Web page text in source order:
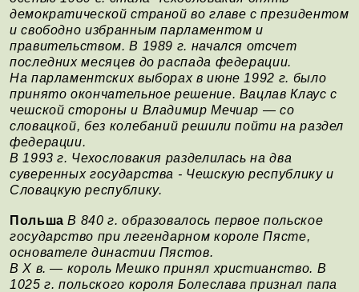
демократической страной во главе с президентом
и свободно избранным парламентом и
правительством. В 1989 г. начался отсчет
последних месяцев до распада федерации.
На парламентских выборах в июне 1992 г. было
принято окончательное решение. Вацлав Клаус с
чешской стороны и Владимир Мечиар — со
словацкой, без колебаний решили пойти на раздел
федерации.
В 1993 г. Чехословакия разделилась на два
суверенных государства - Чешскую республику и
Словацкую республику.
Польша В 840 г. образовалось первое польское
государство при легендарном короле Пясте,
основателе династии Пястов.
В Х в. — король Мешко принял христианство. В
1025 г. польского короля Болеслава признал папа